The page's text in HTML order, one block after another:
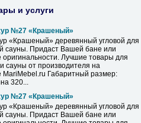
и услуги
№27 «Крашеный»
«Крашеный» деревянный угловой для
сауны. Придаст Вашей бане или
оригинальности. Лучшие товары для
сауны от производителя на
MariMebel.ru Габаритный размер:
320...
№27 «Крашеный»
«Крашеный» деревянный угловой для
сауны. Придаст Вашей бане или